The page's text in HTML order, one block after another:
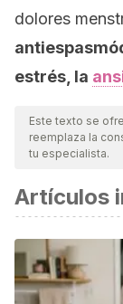
dolores
estrés, la
Este texto se
reemplaza la
tu especialista.
Artículos